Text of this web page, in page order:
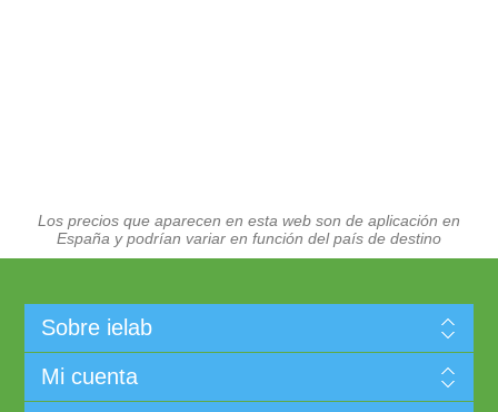
Los precios que aparecen en esta web son de aplicación en
España y podrían variar en función del país de destino
Sobre ielab
Mi cuenta